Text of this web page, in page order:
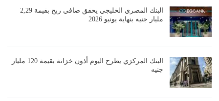
البنك المصري الخليجي يحقق صافي ربح بقيمة 2,29
مليار جنيه بنهاية يونيو 2026
البنك المركزي يطرح اليوم أذون خزانة بقيمة 120 مليار
جنيه